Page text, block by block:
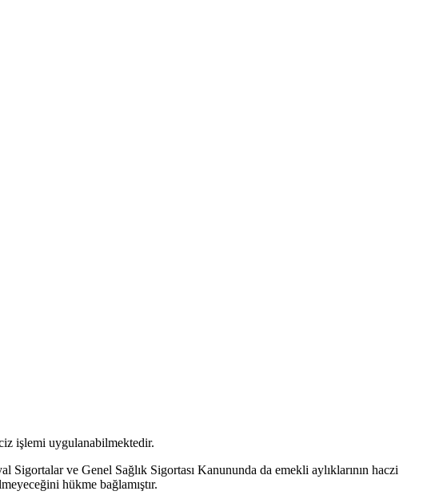
işlemi uygulanabilmektedir.
Sigortalar ve Genel Sağlık Sigortası Kanununda da emekli aylıklarının haczi
hükme bağlamıştır.